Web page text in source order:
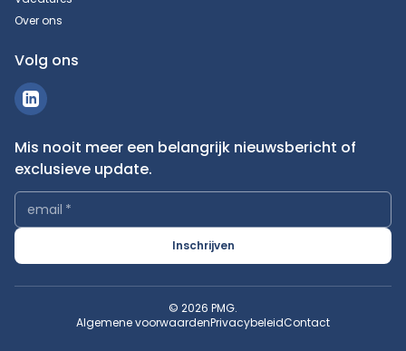
Over ons
Volg ons
Mis nooit meer een belangrijk nieuwsbericht of
exclusieve update.
email *
Inschrijven
© 2026 PMG.
Algemene voorwaardenPrivacybeleidContact